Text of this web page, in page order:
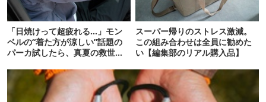
「日焼けって超疲れる…」モン
ベルの“着た方が涼しい”話題の
パーカ試したら、真夏の救世主
スーパー帰りのストレス激減。
この組み合わせは全員に勧めた
い【編集部のリアル購入品】